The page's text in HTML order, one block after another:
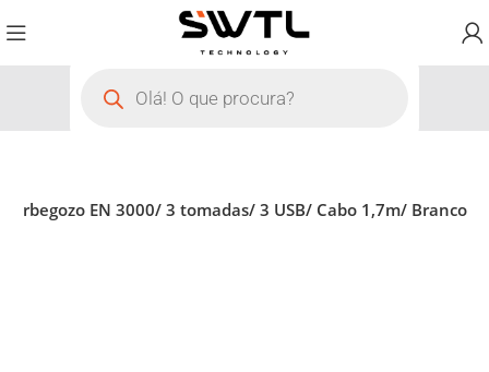
EN 3000/ 3 tomadas/ 3 USB/ Cabo 1,7m/ Branco